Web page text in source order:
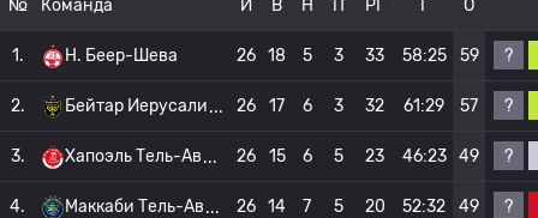
№ Команда И В Н П РГ Г О
1. H. Беер-Шева 26 18 5 3 33 58:25 59 ?
2. Бейтар Иерусали 26 17 6 3 32 61:29 57 ?
3. Хапоэль Тель-Ав 26 15 6 5 23 46:23 49 ?
4. Маккаби Тель-Ав 26 14 7 5 20 52:32 49 ?